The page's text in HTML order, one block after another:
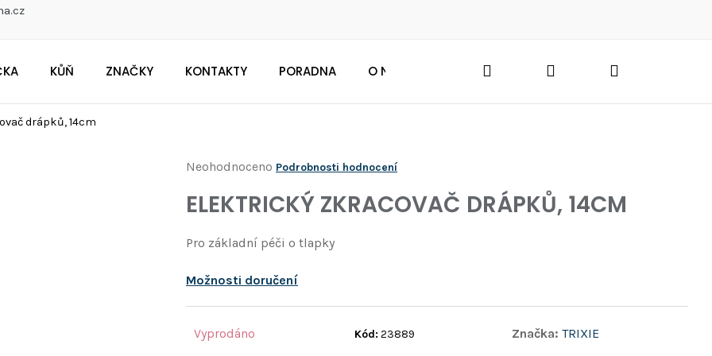
KŮŇ ZNAČKY KONTAKTY PORADNA O NÁS Hledat PřihlášeníNákupní
drápků, 14cm
Průměrné
produktu
z
Neohodnoceno Podrobnosti hodnocení
ELEKTRICKÝ ZKRACOVAČ DRÁPKŮ, 14CM
Pro základní péči o tlapky
Možnosti doručení
Vyprodáno Kód: 23889 Značka: TRIXIE
CO POTŘEBUJETE NAJÍT?